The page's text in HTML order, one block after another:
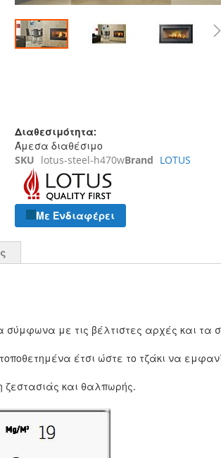
συλλογής
εικόνων
Διαθεσιμότητα:
Άμεσα διαθέσιμο
SKU lotus-steel-h470wBrand LOTUS
Με Ενδιαφέρει
με τις βέλτιστες αρχές και τα
έτσι ώστε το τζάκι να
ζεστασιάς και θαλπωρής.